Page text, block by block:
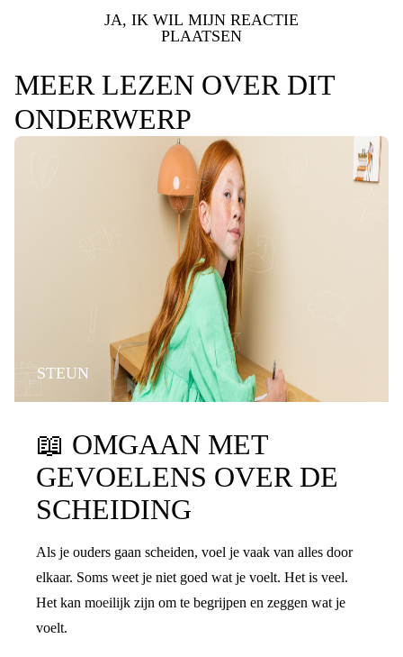
JA, IK WIL MIJN REACTIE
PLAATSEN
MEER LEZEN OVER DIT
ONDERWERP
STEUN
📖 OMGAAN MET
GEVOELENS OVER DE
SCHEIDING
Als je ouders gaan scheiden, voel je vaak van alles door
elkaar. Soms weet je niet goed wat je voelt. Het is veel.
Het kan moeilijk zijn om te begrijpen en zeggen wat je
voelt.